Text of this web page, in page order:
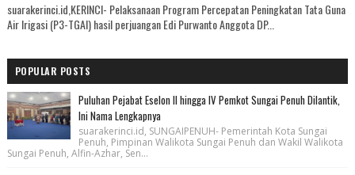
suarakerinci.id,KERINCI- Pelaksanaan Program Percepatan Peningkatan Tata Guna
Air Irigasi (P3-TGAI) hasil perjuangan Edi Purwanto Anggota DP...
POPULAR POSTS
Puluhan Pejabat Eselon II hingga IV Pemkot Sungai Penuh Dilantik,
Ini Nama Lengkapnya
suarakerinci.id, SUNGAIPENUH- Pemerintah Kota Sungai
Penuh, Pimpinan Walikota Sungai Penuh dan Wakil Walikota
Sungai Penuh, Alfin-Azhar, Sen...